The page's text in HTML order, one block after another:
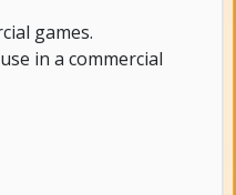
games.
in a commercial